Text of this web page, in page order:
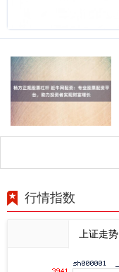
行情指数
上证走势